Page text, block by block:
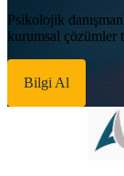
Psikolojik
kurumsal çözümler
Bilgi Al